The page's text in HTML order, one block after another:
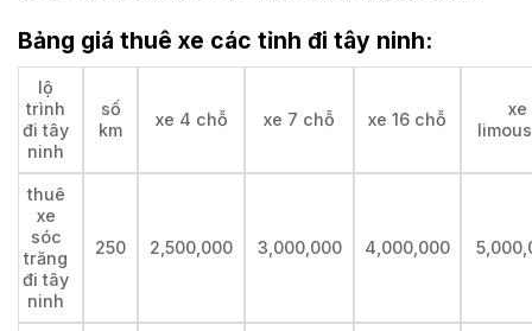
Bảng giá thuê xe các tỉnh đi tây ninh:
lộ
trình
đi tây
ninh
số
km
xe 4 chỗ xe 7 chỗ xe 16 chỗ
xe
thuê
xe
sóc
trăng
đi tây
ninh
250 2,500,000 3,000,000 4,000,000